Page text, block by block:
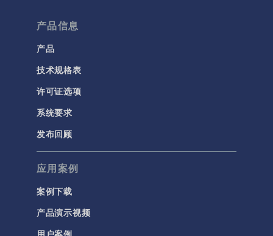
产品信息
产品
技术规格表
许可证选项
系统要求
发布回顾
应用案例
案例下载
产品演示视频